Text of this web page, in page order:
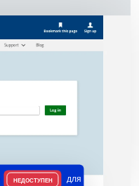
НЕДОСТУПЕН
для